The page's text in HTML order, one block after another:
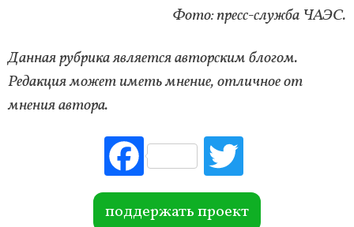
Фото: пресс-служба ЧАЭС.
Данная рубрика является авторским блогом.
Редакция может иметь мнение, отличное от
мнения автора.
Fac
ebo
ok r
поддержать проект